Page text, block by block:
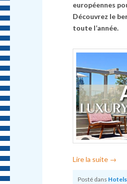
européennes
Découvrez le
toute l’année.
Lire la suite →
Posté dans Hotels,